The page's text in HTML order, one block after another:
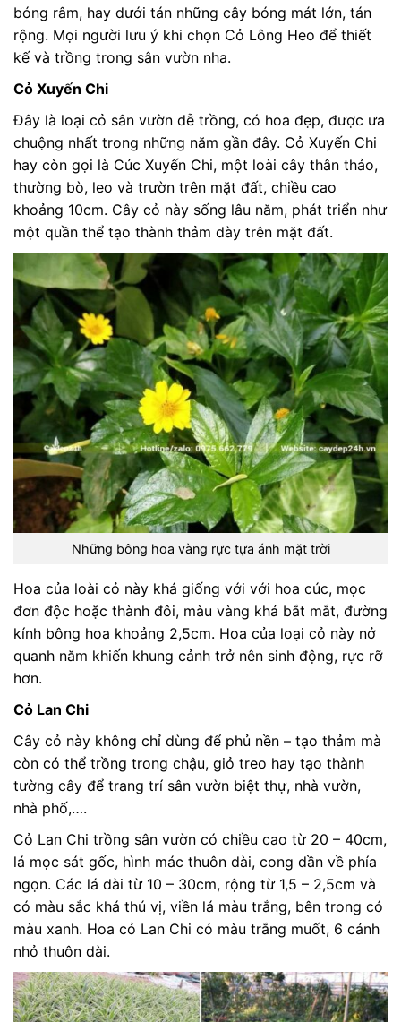
bóng râm, hay dưới tán những cây bóng mát lớn, tán
rộng. Mọi người lưu ý khi chọn Cỏ Lông Heo để thiết
kế và trồng trong sân vườn nha.
Cỏ Xuyến Chi
Đây là loại cỏ sân vườn dễ trồng, có hoa đẹp, được ưa
chuộng nhất trong những năm gần đây. Cỏ Xuyến Chi
hay còn gọi là Cúc Xuyến Chi, một loài cây thân thảo,
thường bò, leo và trườn trên mặt đất, chiều cao
khoảng 10cm. Cây cỏ này sống lâu năm, phát triển như
một quần thể tạo thành thảm dày trên mặt đất.
Những bông hoa vàng rực tựa ánh mặt trời
Hoa của loài cỏ này khá giống với với hoa cúc, mọc
đơn độc hoặc thành đôi, màu vàng khá bắt mắt, đường
kính bông hoa khoảng 2,5cm. Hoa của loại cỏ này nở
quanh năm khiến khung cảnh trở nên sinh động, rực rỡ
hơn.
Cỏ Lan Chi
Cây cỏ này không chỉ dùng để phủ nền – tạo thảm mà
còn có thể trồng trong chậu, giỏ treo hay tạo thành
tường cây để trang trí sân vườn biệt thự, nhà vườn,
nhà phố,….
Cỏ Lan Chi trồng sân vườn có chiều cao từ 20 – 40cm,
lá mọc sát gốc, hình mác thuôn dài, cong dần về phía
ngọn. Các lá dài từ 10 – 30cm, rộng từ 1,5 – 2,5cm và
có màu sắc khá thú vị, viền lá màu trắng, bên trong có
màu xanh. Hoa cỏ Lan Chi có màu trắng muốt, 6 cánh
nhỏ thuôn dài.